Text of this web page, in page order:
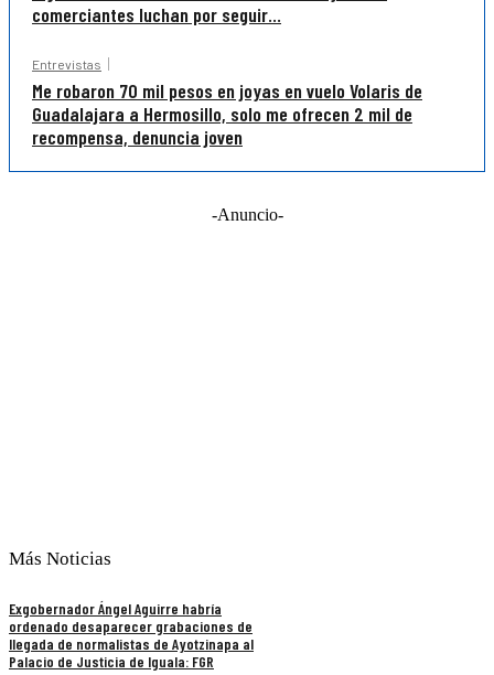
comerciantes luchan por seguir...
Entrevistas
Me robaron 70 mil pesos en joyas en vuelo Volaris de
Guadalajara a Hermosillo, solo me ofrecen 2 mil de
recompensa, denuncia joven
-Anuncio-
Más Noticias
Exgobernador Ángel Aguirre habría
ordenado desaparecer grabaciones de
llegada de normalistas de Ayotzinapa al
Palacio de Justicia de Iguala: FGR